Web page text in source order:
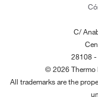
C/
28108 -
© 2026 Thermo
All trademarks are the